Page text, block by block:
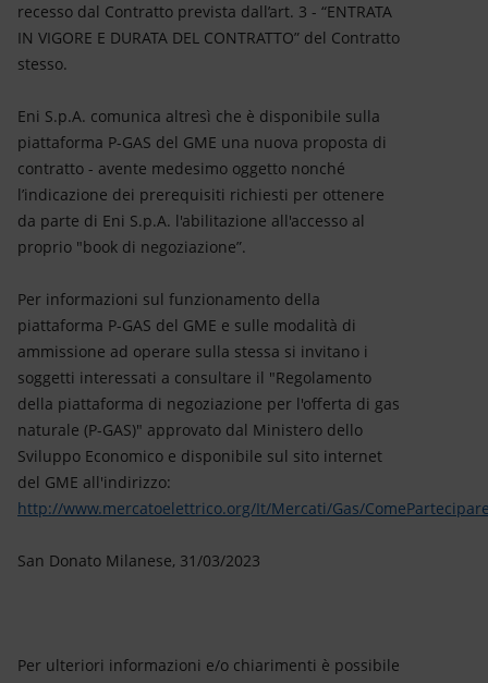
recesso dal Contratto prevista dall’art. 3 - “ENTRATA
IN VIGORE E DURATA DEL CONTRATTO” del Contratto
stesso.
Eni S.p.A. comunica altresì che è disponibile sulla
piattaforma P-GAS del GME una nuova proposta di
contratto - avente medesimo oggetto nonché
l’indicazione dei prerequisiti richiesti per ottenere
da parte di Eni S.p.A. l'abilitazione all'accesso al
proprio "book di negoziazione”.
Per informazioni sul funzionamento della
piattaforma P-GAS del GME e sulle modalità di
ammissione ad operare sulla stessa si invitano i
soggetti interessati a consultare il "Regolamento
della piattaforma di negoziazione per l'offerta di gas
naturale (P-GAS)" approvato dal Ministero dello
Sviluppo Economico e disponibile sul sito internet
del GME all'indirizzo:
http://www.mercatoelettrico.org/It/Mercati/Gas/
San Donato Milanese, 31/03/2023
Per ulteriori informazioni e/o chiarimenti è possibile